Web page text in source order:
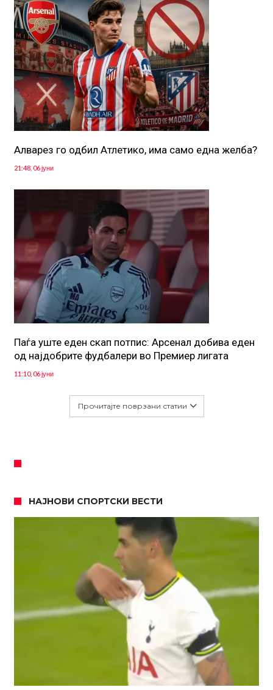
Aлварез го одбил Атлетико, има само една желба?
21:48, 06 јуни
Паѓа уште еден скап потпис: Арсенал добива еден
од најдобрите фудбалери во Премиер лигата
11:10, 06 јуни
Прочитајте поврзани статии
НАЈНОВИ СПОРТСКИ ВЕСТИ